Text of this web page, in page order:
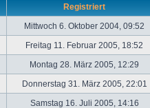
Registriert
Mittwoch 6. Oktober 2004, 09:52
Freitag 11. Februar 2005, 18:52
Montag 28. März 2005, 12:29
Donnerstag 31. März 2005, 22:01
Samstag 16. Juli 2005, 14:16